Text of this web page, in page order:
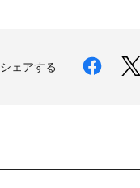
シェアする